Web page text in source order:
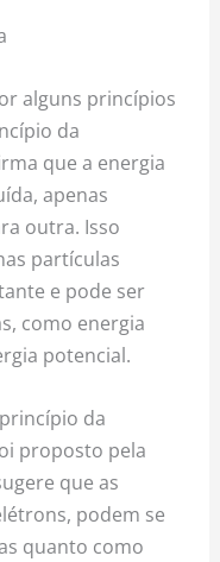
alguns princípios
da
que a energia
apenas
outra. Isso
partículas
e pode ser
como energia
potencial.
da
proposto pela
que as
podem se
quanto como